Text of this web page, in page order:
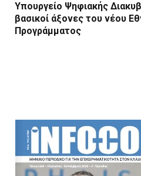
Υπουργείο Ψηφιακής
βασικοί άξονες του νέου
Προγράμματος